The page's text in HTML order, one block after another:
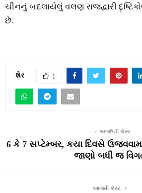
ચીનનું બદલાયેલું વલણ રાજદ્વારી
છે.
શેર 1
અગાઉની પોસ્ટ
6 કે 7 સપ્ટેમ્બર, કયા દિવસે
જાણો બધી જ
આગામી પોસ્ટ